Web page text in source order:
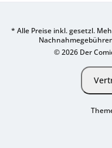
* Alle Preise inkl. gesetzl.
© 2026 Der